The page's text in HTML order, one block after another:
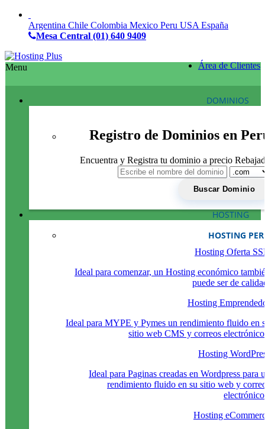
Argentina Chile Colombia Mexico Peru USA España
Mesa Central (01) 640 9409
Área de Clientes
Menu
DOMINIOS
Registro de Dominios en
Encuentra y Registra tu dominio a precio
HOSTING
HOSTING
Hosting Oferta
Ideal para comenzar, un Hosting económico
puede ser de
Hosting
Ideal para MYPE y Pymes un rendimiento fluido en
sitio web CMS y correos
Hosting
Ideal para Paginas creadas en Wordpress para
rendimiento fluido en su sitio web y
Hosting